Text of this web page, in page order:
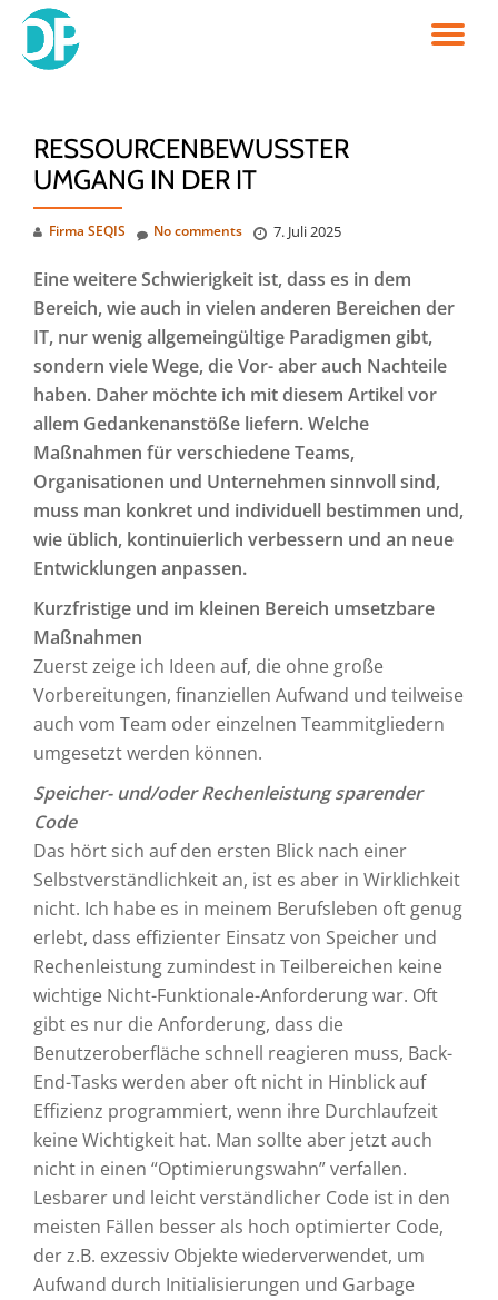
Skip
RESSOURCENBEWUSSTER
UMGANG IN DER IT
Firma SEQIS 7. Juli 2025
No comments
Eine weitere Schwierigkeit ist, dass es in dem
Bereich, wie auch in vielen anderen Bereichen der
IT, nur wenig allgemeingültige Paradigmen gibt,
sondern viele Wege, die Vor- aber auch Nachteile
haben. Daher möchte ich mit diesem Artikel vor
allem Gedankenanstöße liefern. Welche
Maßnahmen für verschiedene Teams,
Organisationen und Unternehmen sinnvoll sind,
muss man konkret und individuell bestimmen und,
wie üblich, kontinuierlich verbessern und an neue
Entwicklungen anpassen.
Kurzfristige und im kleinen Bereich umsetzbare
Maßnahmen
Zuerst zeige ich Ideen auf, die ohne große
Vorbereitungen, finanziellen Aufwand und teilweise
auch vom Team oder einzelnen Teammitgliedern
umgesetzt werden können.
Speicher- und/oder Rechenleistung sparender
Code
Das hört sich auf den ersten Blick nach einer
Selbstverständlichkeit an, ist es aber in Wirklichkeit
nicht. Ich habe es in meinem Berufsleben oft genug
erlebt, dass effizienter Einsatz von Speicher und
Rechenleistung zumindest in Teilbereichen keine
wichtige Nicht-Funktionale-Anforderung war. Oft
gibt es nur die Anforderung, dass die
Benutzeroberfläche schnell reagieren muss, Back-
End-Tasks werden aber oft nicht in Hinblick auf
Effizienz programmiert, wenn ihre Durchlaufzeit
keine Wichtigkeit hat. Man sollte aber jetzt auch
nicht in einen “Optimierungswahn” verfallen.
Lesbarer und leicht verständlicher Code ist in den
meisten Fällen besser als hoch optimierter Code,
der z.B. exzessiv Objekte wiederverwendet, um
Aufwand durch Initialisierungen und Garbage